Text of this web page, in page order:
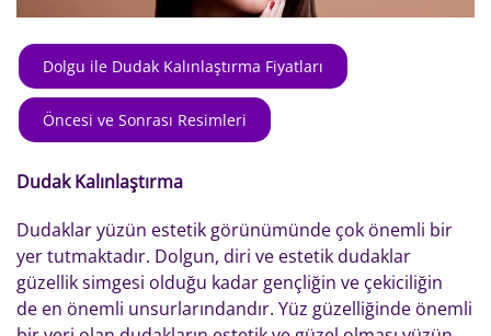
Dolgu ile Dudak Kalınlaştırma Fiyatları
Öncesi ve Sonrası Resimleri
Dudak Kalınlaştırma
Dudaklar yüzün estetik görünümünde çok önemli bir
yer tutmaktadır. Dolgun, diri ve estetik dudaklar
güzellik simgesi olduğu kadar gençliğin ve çekiciliğin
de en önemli unsurlarındandır. Yüz güzelliğinde önemli